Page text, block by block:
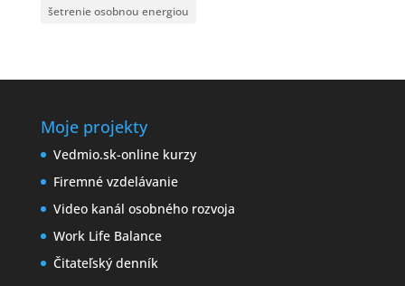
šetrenie osobnou energiou
Moje projekty
Vedmio.sk-online kurzy
Firemné vzdelávanie
Video kanál osobného rozvoja
Work Life Balance
Čitateľský denník